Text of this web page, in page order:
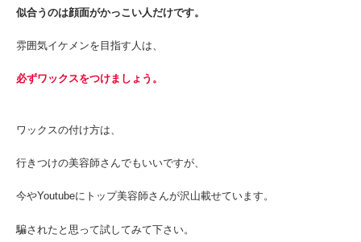
似合うのは顔面がかっこい人だけです。
雰囲気イケメンを目指す人は、
必ずワックスをつけましょう。
ワックスの付け方は、
行きつけの美容師さんでもいいですが、
今やYoutubeにトップ美容師さんが沢山載せています。
騙されたと思って試してみて下さい。